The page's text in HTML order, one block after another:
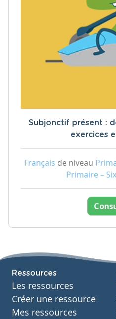
Subjonctif présent :
exercices
Français de niveau
Primaire –
Ressources
Les ressources
Créer une ressource
Mes ressources